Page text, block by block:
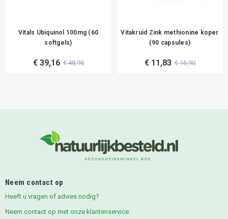
Vitals Ubiquinol 100mg (60
softgels)
€ 39,16 € 48,95
Vitakruid Zink methionine koper
(90 capsules)
€ 11,83 € 16,90
Neem contact op
Heeft u vragen of advies nodig?
Neem contact op met onze klantenservice.